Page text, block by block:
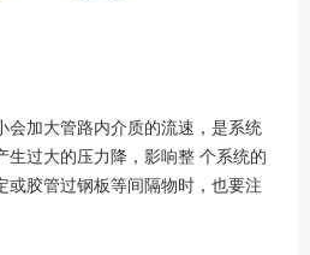
会加大管路内介质的流速，是系统
生过大的压力降，影响整 个系统的
或胶管过钢板等间隔物时，也要注